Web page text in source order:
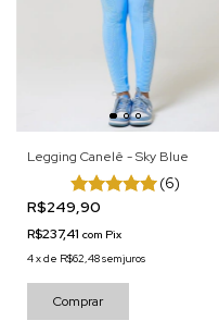
Legging Canelê - Sky Blue
(6)
R$249,90
R$237,41 com Pix
4xde R$62,48sem juros
Comprar